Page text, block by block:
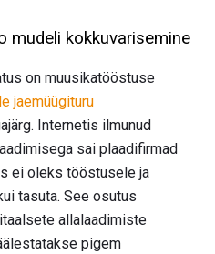
mudeli kokkuvarisemine
on muusikatööstuse
jaemüügituru
Internetis ilmunud
sai plaadifirmad
ei oleks tööstusele ja
tasuta. See osutus
allalaadimiste
pigem